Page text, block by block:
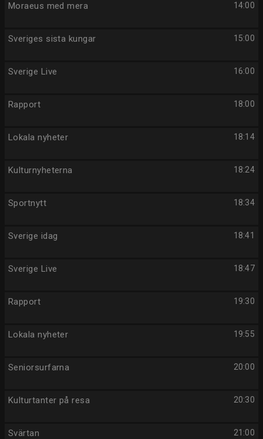
14:00
Moraeus med mera
15:00
Sveriges sista kungar
16:00
Sverige Live
18:00
Rapport
18:14
Lokala nyheter
18:24
Kulturnyheterna
18:34
Sportnytt
18:41
Sverige idag
18:47
Sverige Live
19:30
Rapport
19:55
Lokala nyheter
20:00
Seniorsurfarna
20:30
Kulturtanter på resa
21:00
Svärtan